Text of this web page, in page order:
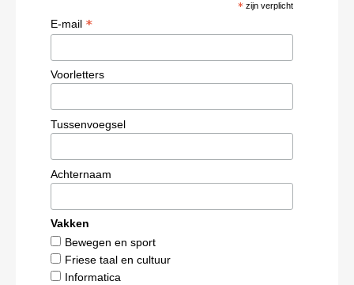
* zijn verplicht
E-mail *
Voorletters
Tussenvoegsel
Achternaam
Vakken
Bewegen en sport
Friese taal en cultuur
Informatica